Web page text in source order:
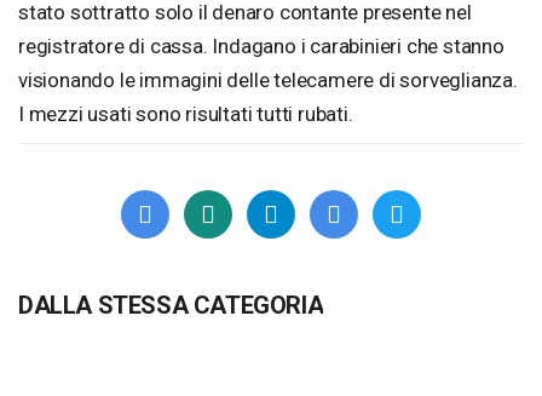
stato sottratto solo il denaro contante presente nel
registratore di cassa. Indagano i carabinieri che stanno
visionando le immagini delle telecamere di sorveglianza.
I mezzi usati sono risultati tutti rubati.
DALLA STESSA CATEGORIA